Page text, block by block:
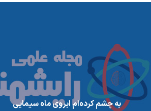
به چشم کرده‌ام ابروی ماه سیمایی